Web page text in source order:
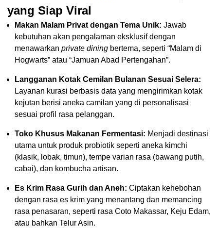
yang Siap Viral
Makan Malam Privat dengan Tema Unik: Jawab
kebutuhan akan pengalaman eksklusif dengan
menawarkan private dining bertema, seperti “Malam di
Hogwarts” atau “Jamuan Abad Pertengahan”.
Langganan Kotak Cemilan Bulanan Sesuai Selera:
Layanan kurasi berbasis data yang mengirimkan kotak
kejutan berisi aneka camilan yang di personalisasi
sesuai profil rasa pelanggan.
Toko Khusus Makanan Fermentasi: Menjadi destinasi
utama untuk produk probiotik seperti aneka kimchi
(klasik, lobak, timun), tempe varian rasa (bawang putih,
cabai), dan kombucha artisan.
Es Krim Rasa Gurih dan Aneh: Ciptakan kehebohan
dengan rasa es krim yang menantang dan memancing
rasa penasaran, seperti rasa Coto Makassar, Keju Edam,
atau bahkan Telur Asin.